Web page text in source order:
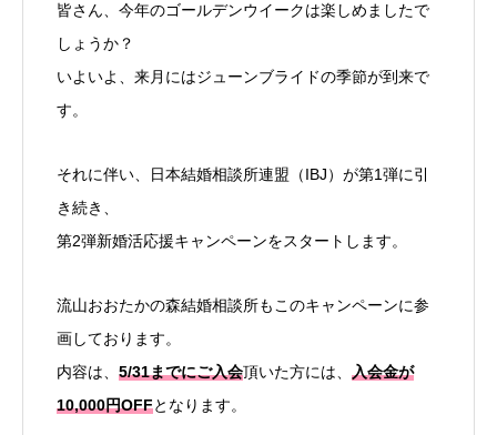
皆さん、今年のゴールデンウイークは楽しめましたで
しょうか？
いよいよ、来月にはジューンブライドの季節が到来で
す。
それに伴い、日本結婚相談所連盟（IBJ）が第1弾に引
き続き、
第2弾新婚活応援キャンペーンをスタートします。
流山おおたかの森結婚相談所もこのキャンペーンに参
画しております。
内容は、 5/31までにご入会頂いた方には、 入会金が
10,000円OFFとなります。